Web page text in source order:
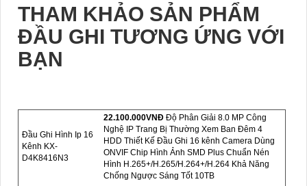
THAM KHẢO SẢN PHẨM
ĐẦU GHI TƯƠNG ỨNG VỚI
BẠN
Đầu Ghi Hình Ip 16
Kênh KX-
D4K8416N3
22.100.000VNÐ Độ Phân Giải 8.0 MP Công
Nghệ IP Trang Bị Thường Xem Ban Đêm 4
HDD Thiết Kế Đầu Ghi 16 kênh Camera Dùng
ONVIF Chip Hình Ảnh SMD Plus Chuẩn Nén
Hình H.265+/H.265/H.264+/H.264 Khả Năng
Chống Ngược Sáng Tốt 10TB